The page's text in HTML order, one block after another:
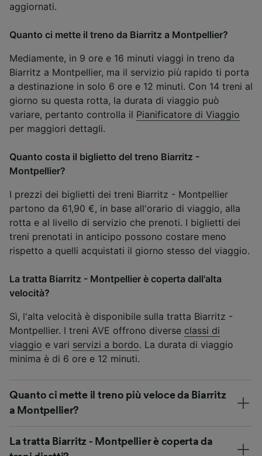
aggiornati.
Quanto ci mette il treno da Biarritz a Montpellier?
Mediamente, in 9 ore e 16 minuti viaggi in treno da
Biarritz a Montpellier, ma il servizio più rapido ti porta
a destinazione in solo 6 ore e 12 minuti. Con 14 treni al
giorno su questa rotta, la durata di viaggio può
variare, pertanto controlla il Pianificatore di Viaggio
per maggiori dettagli.
Quanto costa il biglietto del treno Biarritz -
Montpellier?
I prezzi dei biglietti dei treni Biarritz - Montpellier
partono da 61,90 €, in base all'orario di viaggio, alla
rotta e al livello di servizio che prenoti. I biglietti dei
treni prenotati in anticipo possono costare meno
rispetto a quelli acquistati il giorno stesso del viaggio.
La tratta Biarritz - Montpellier è coperta dall'alta
velocità?
Sì, l'alta velocità è disponibile sulla tratta Biarritz -
Montpellier. I treni AVE offrono diverse classi di
viaggio e vari servizi a bordo. La durata di viaggio
minima è di 6 ore e 12 minuti.
Quanto ci mette il treno più veloce da Biarritz
a Montpellier?
La tratta Biarritz - Montpellier è coperta da